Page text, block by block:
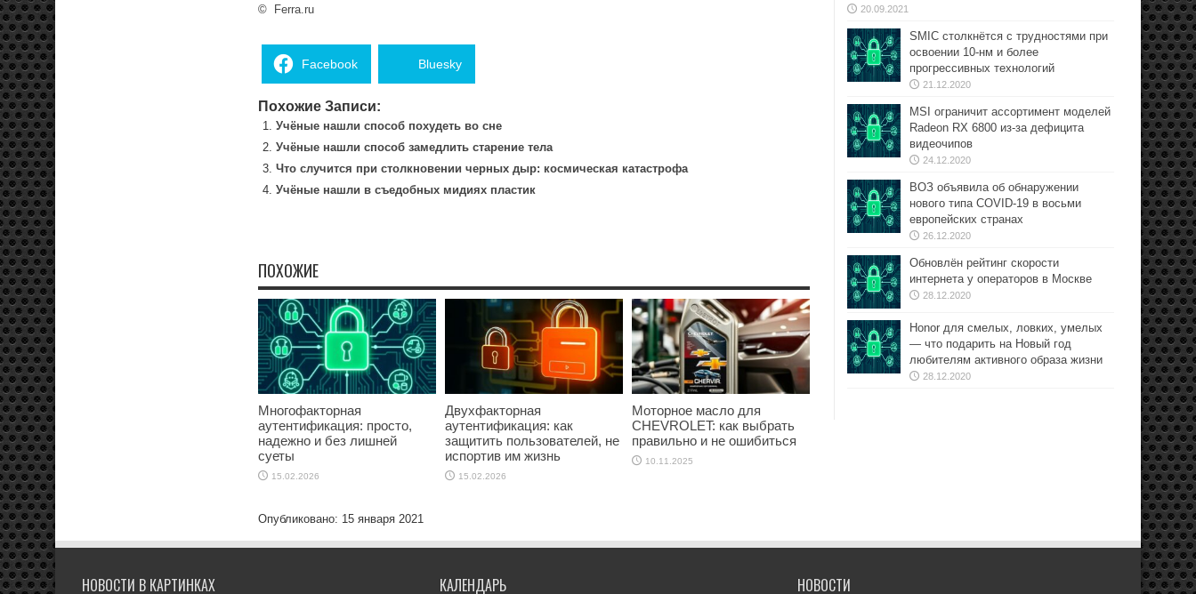
© Ferra.ru
Facebook Bluesky
Похожие Записи:
Учёные нашли способ похудеть во сне
Учёные нашли способ замедлить старение тела
Что случится при столкновении черных дыр: космическая катастрофа
Учёные нашли в съедобных мидиях пластик
ПОХОЖИЕ
Многофакторная
аутентификация: просто,
надежно и без лишней
суеты
15.02.2026
Двухфакторная
аутентификация: как
защитить пользователей, не
испортив им жизнь
15.02.2026
Моторное масло для
CHEVROLET: как выбрать
правильно и не ошибиться
10.11.2025
Опубликовано: 15 января 2021
20.09.2021
SMIC столкнётся с трудностями при
освоении 10-нм и более
прогрессивных технологий
21.12.2020
MSI ограничит ассортимент моделей
Radeon RX 6800 из-за дефицита
видеочипов
24.12.2020
ВОЗ объявила об обнаружении
нового типа COVID-19 в восьми
европейских странах
26.12.2020
Обновлён рейтинг скорости
интернета у операторов в Москве
28.12.2020
Honor для смелых, ловких, умелых
— что подарить на Новый год
любителям активного образа жизни
28.12.2020
НОВОСТИ В КАРТИНКАХ КАЛЕНДАРЬ НОВОСТИ